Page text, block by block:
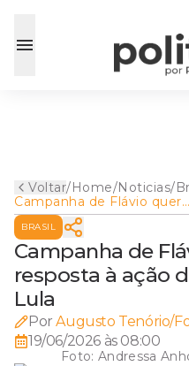
Voltar/Home/Noticias/
Campanha de Flávio quer
cautela em resposta à
da PF contra líder de Lula
BRASIL
Campanha de
resposta à ação
Lula
Por Augusto Tenório/
19/06/2026 às 08:00
Foto: Andressa